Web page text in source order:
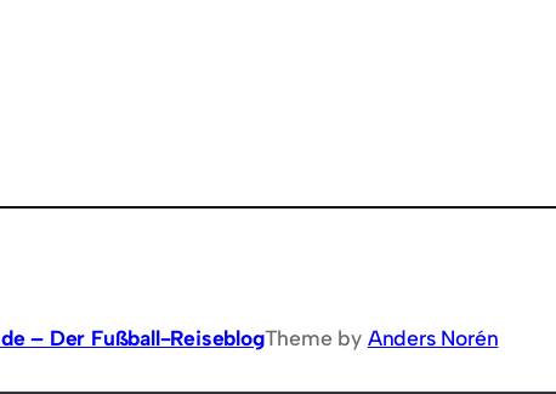
– Der Fußball-ReiseblogTheme by Anders Norén